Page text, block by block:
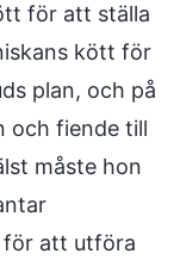
för att ställa
kött för
plan, och på
och fiende till
måste hon
för att utföra